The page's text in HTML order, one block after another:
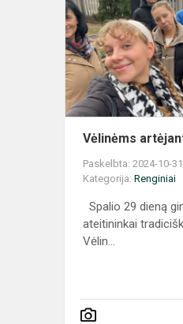
Vėlinėms
Paskelbta: 2024-10-31
Kategorija: Renginiai
Spalio 29 dieną
ateitininkai
Vėlin...